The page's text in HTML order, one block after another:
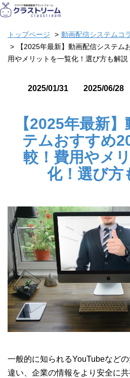
トップページ
動画配信システムコ
【2025年最新】動画配信システ
用やメリットを一覧化！選び方も解説
2025/01/31 2025/06/28
【2025年最新
テムおすすめ
較！費用やメ
化！選び方
一般的に知られるYouTubeなど
違い、企業の情報をより安全に